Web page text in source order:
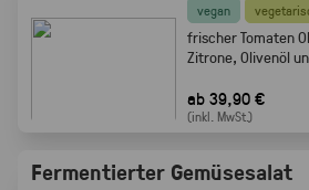
vegan
frischer Tomaten
Zitrone, Olivenöl
ab 39,90 €
(inkl. MwSt.)
Fermentierter Gemüsesalat